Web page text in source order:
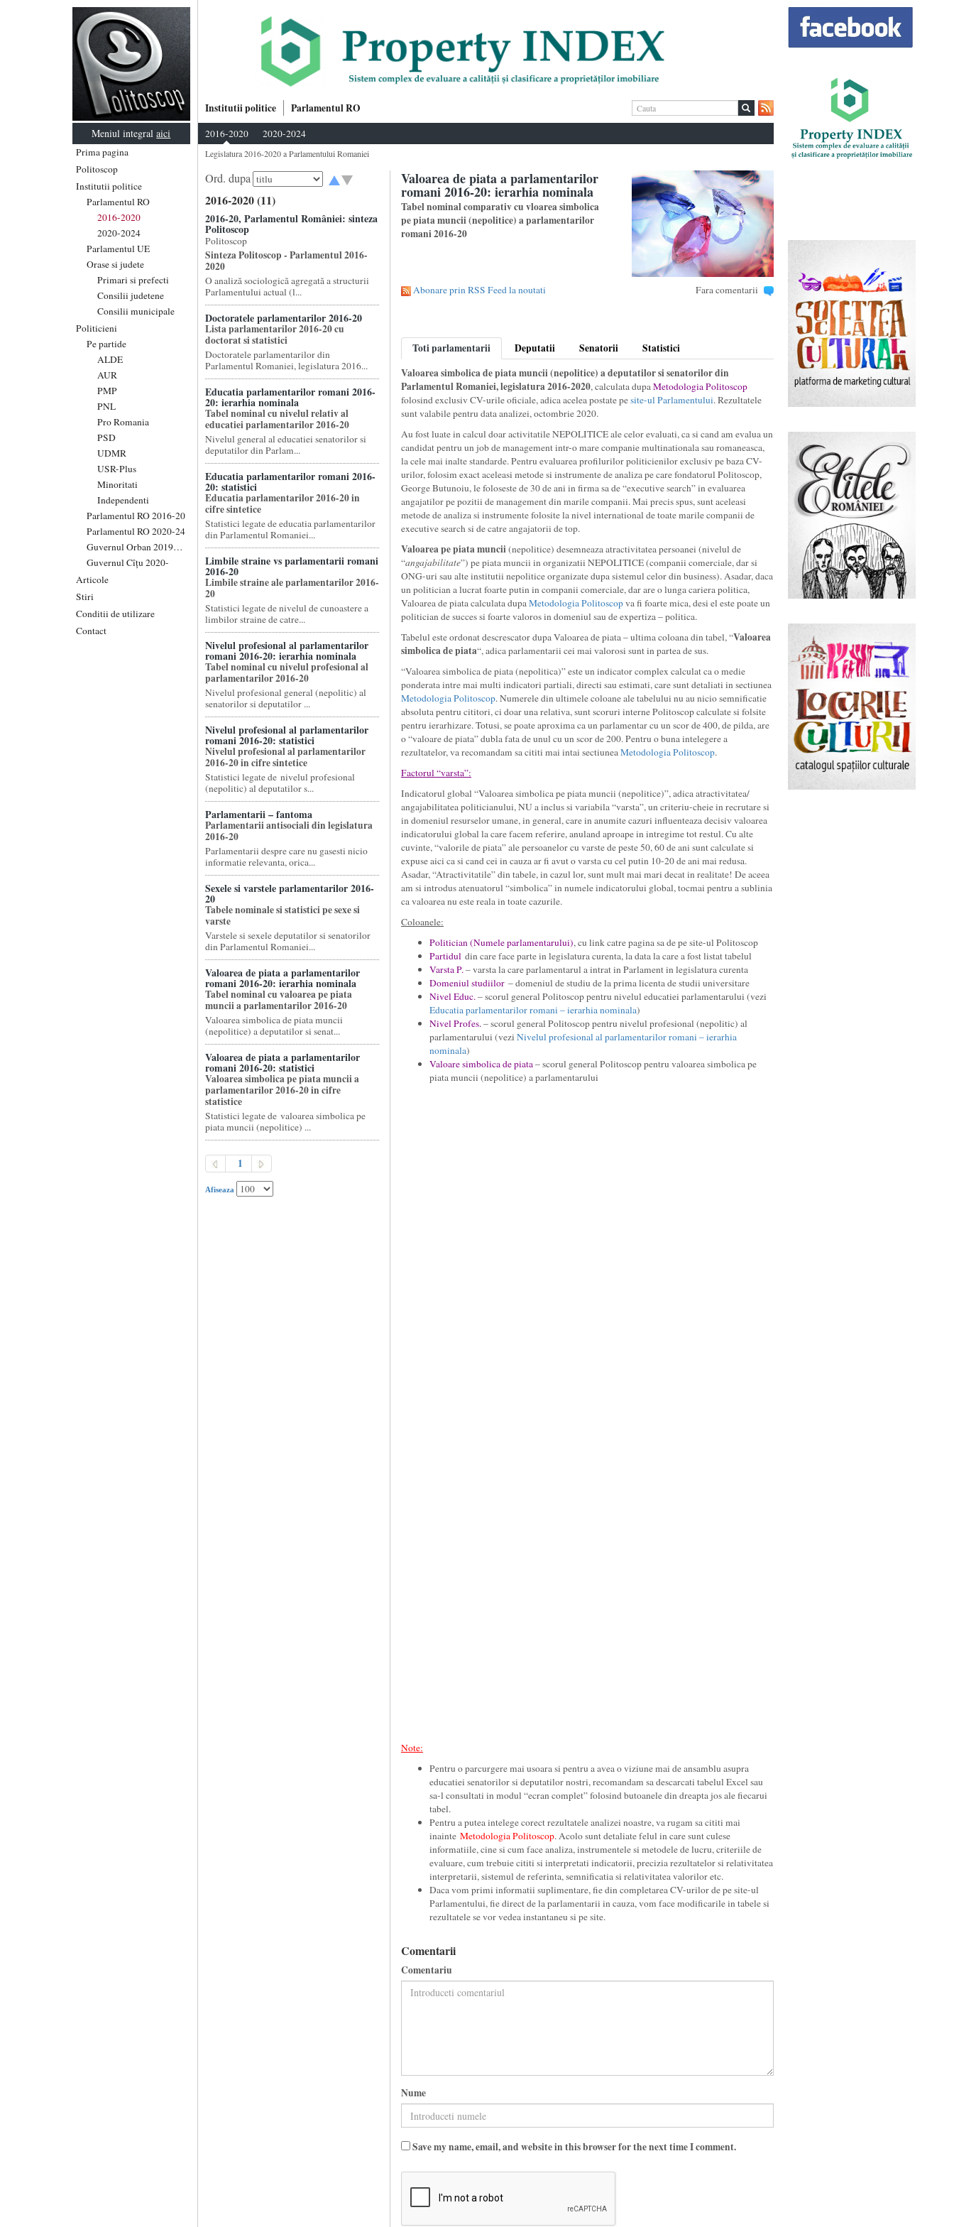
Meniul integralaici
Prima pagina
Politoscop
Institutii politice
Parlamentul RO
2016-2020
2020-2024
Parlamentul UE
Orase si judete
Primari si prefecti
Consilii judetene
Consilii municipale
Politicieni
Pe partide
ALDE
AUR
PMP
PNL
Pro Romania
PSD
UDMR
USR-Plus
Minoritati
Independenti
Parlamentul RO 2016-20
Parlamentul RO 2020-24
Guvernul Orban 2019-20
Guvernul Cîțu 2020-
Articole
Stiri
Conditii de utilizare
Contact
Institutii politice Parlamentul RO
2016-2020 2020-2024
Legislatura 2016-2020 a Parlamentului Romaniei
Ord. dupa
2016-2020 (11)
2016-20, Parlamentul României: sinteza
Politoscop
Politoscop
Sinteza Politoscop - Parlamentul 2016-
2020
O analiză sociologică agregată a structurii
Parlamentului actual (l...
Doctoratele parlamentarilor 2016-20
Lista parlamentarilor 2016-20 cu
doctorat si statistici
Doctoratele parlamentarilor din
Parlamentul Romaniei, legislatura 2016...
Educatia parlamentarilor romani 2016-
20: ierarhia nominala
Tabel nominal cu nivelul relativ al
educatiei parlamentarilor 2016-20
Nivelul general al educatiei senatorilor si
deputatilor din Parlam...
Educatia parlamentarilor romani 2016-
20: statistici
Educatia parlamentarilor 2016-20 in
cifre sintetice
Statistici legate de educatia parlamentarilor
din Parlamentul Romaniei...
Limbile straine vs parlamentarii romani
2016-20
Limbile straine ale parlamentarilor 2016-
20
Statistici legate de nivelul de cunoastere a
limbilor straine de catre...
Nivelul profesional al parlamentarilor
romani 2016-20: ierarhia nominala
Tabel nominal cu nivelul profesional al
parlamentarilor 2016-20
Nivelul profesional general (nepolitic) al
senatorilor si deputatilor ...
Nivelul profesional al parlamentarilor
romani 2016-20: statistici
Nivelul profesional al parlamentarilor
2016-20 in cifre sintetice
Statistici legate de nivelul profesional
(nepolitic) al deputatilor s...
Parlamentarii – fantoma
Parlamentarii antisociali din legislatura
2016-20
Parlamentarii despre care nu gasesti nicio
informatie relevanta, orica...
Sexele si varstele parlamentarilor 2016-
20
Tabele nominale si statistici pe sexe si
varste
Varstele si sexele deputatilor si senatorilor
din Parlamentul Romaniei...
Valoarea de piata a parlamentarilor
romani 2016-20: ierarhia nominala
Tabel nominal cu valoarea pe piata
muncii a parlamentarilor 2016-20
Valoarea simbolica de piata muncii
(nepolitice) a deputatilor si senat...
Valoarea de piata a parlamentarilor
romani 2016-20: statistici
Valoarea simbolica pe piata muncii a
parlamentarilor 2016-20 in cifre
statistice
Statistici legate de valoarea simbolica pe
piata muncii (nepolitice) ...
1
Afiseaza
Valoarea de piata a parlamentarilor
romani 2016-20: ierarhia nominala
Tabel nominal comparativ cu vloarea simbolica
pe piata muncii (nepolitice) a parlamentarilor
romani 2016-20
Abonare prin RSS Feed la noutati Fara comentarii
Toti parlamentarii Deputatii Senatorii
Statistici
Valoarea simbolica de piata muncii (nepolitice) a deputatilor si senatorilor din
Parlamentul Romaniei, legislatura 2016-2020, calculata dupaMetodologia Politoscop
folosind exclusiv CV-urile oficiale, adica acelea postate pesite-ul Parlamentului. Rezultatele
sunt valabile pentru data analizei, octombrie 2020.
Au fost luate in calcul doar activitatile NEPOLITICE ale celor evaluati, ca si cand am evalua un
candidat pentru un job de management intr-o mare companie multinationala sau romaneasca,
la cele mai inalte standarde. Pentru evaluarea profilurilor politicienilor exclusiv pe baza CV-
urilor, folosim exact aceleasi metode si instrumente de analiza pe care fondatorul Politoscop,
George Butunoiu, le foloseste de 30 de ani in firma sa de “executive search” in evaluarea
angajatilor pe pozitii de management din marile companii. Mai precis spus, sunt aceleasi
metode de analiza si instrumente folosite la nivel international de toate marile companii de
executive search si de catre angajatorii de top.
Valoarea pe piata muncii(nepolitice) desemneaza atractivitatea persoanei (nivelul de
“angajabilitate”) pe piata muncii in organizatii NEPOLITICE (companii comerciale, dar si
ONG-uri sau alte institutii nepolitice organizate dupa sistemul celor din business). Asadar, daca
un politician a lucrat foarte putin in companii comerciale, dar are o lunga cariera politica,
Valoarea de piata calculata dupaMetodologia Politoscopva fi foarte mica, desi el este poate un
politician de succes si foarte valoros in domeniul sau de expertiza – politica.
Tabelul este ordonat descrescator dupa Valoarea de piata – ultima coloana din tabel, “Valoarea
simbolica de piata“, adica parlamentarii cei mai valorosi sunt in partea de sus.
“Valoarea simbolica de piata (nepolitica)” este un indicator complex calculat ca o medie
ponderata intre mai multi indicatori partiali, directi sau estimati, care sunt detaliati in sectiunea
Metodologia Politoscop. Numerele din ultimele coloane ale tabelului nu au nicio semnificatie
absoluta pentru cititori, ci doar una relativa, sunt scoruri interne Politoscop calculate si folsite
pentru ierarhizare. Totusi, se poate aproxima ca un parlamentar cu un scor de 400, de pilda, are
o “valoare de piata” dubla fata de unul cu un scor de 200. Pentru o buna intelegere a
rezultatelor, va recomandam sa cititi mai intai sectiuneaMetodologia Politoscop.
Factorul “varsta”:
Indicatorul global “Valoarea simbolica pe piata muncii (nepolitice)”, adica atractivitatea/
angajabilitatea politicianului, NU a inclus si variabila “varsta”, un criteriu-cheie in recrutare si
in domeniul resurselor umane, in general, care in anumite cazuri influenteaza decisiv valoarea
indicatorului global la care facem referire, anuland aproape in intregime tot restul. Cu alte
cuvinte, “valorile de piata” ale persoanelor cu varste de peste 50, 60 de ani sunt calculate si
expuse aici ca si cand cei in cauza ar fi avut o varsta cu cel putin 10-20 de ani mai redusa.
Asadar, “Atractivitatile” din tabele, in cazul lor, sunt mult mai mari decat in realitate! De aceea
am si introdus atenuatorul “simbolica” in numele indicatorului global, tocmai pentru a sublinia
ca valoarea nu este reala in toate cazurile.
Coloanele:
Politician (Numele parlamentarului), cu link catre pagina sa de pe site-ul Politoscop
Partiduldin care face parte in legislatura curenta, la data la care a fost listat tabelul
Varsta P.– varsta la care parlamentarul a intrat in Parlament in legislatura curenta
Domeniul studiilor– domeniul de studiu de la prima licenta de studii universitare
Nivel Educ.– scorul general Politoscop pentru nivelul educatiei parlamentarului (vezi
Educatia parlamentarilor romani – ierarhia nominala)
Nivel Profes.– scorul general Politoscop pentru nivelul profesional (nepolitic) al
parlamentarului (vezi Nivelul profesional al parlamentarilor romani – ierarhia
nominala)
Valoare simbolica de piata– scorul general Politoscop pentru valoarea simbolica pe
piata muncii (nepolitice) a parlamentarului
Note:
Pentru o parcurgere mai usoara si pentru a avea o viziune mai de ansamblu asupra
educatiei senatorilor si deputatilor nostri, recomandam sa descarcati tabelul Excel sau
sa-l consultati in modul “ecran complet” folosind butoanele din dreapta jos ale fiecarui
tabel.
Pentru a putea intelege corect rezultatele analizei noastre, va rugam sa cititi mai
inainte Metodologia Politoscop. Acolo sunt detaliate felul in care sunt culese
informatiile, cine si cum face analiza, instrumentele si metodele de lucru, criteriile de
evaluare, cum trebuie cititi si interpretati indicatorii, precizia rezultatelor si relativitatea
interpretarii, sistemul de referinta, semnificatia si relativitatea valorilor etc.
Daca vom primi informatii suplimentare, fie din completarea CV-urilor de pe site-ul
Parlamentului, fie direct de la parlamentarii in cauza, vom face modificarile in tabele si
rezultatele se vor vedea instantaneu si pe site.
Comentarii
Comentariu
Nume
Save my name, email, and website in this browser for the next time I comment.